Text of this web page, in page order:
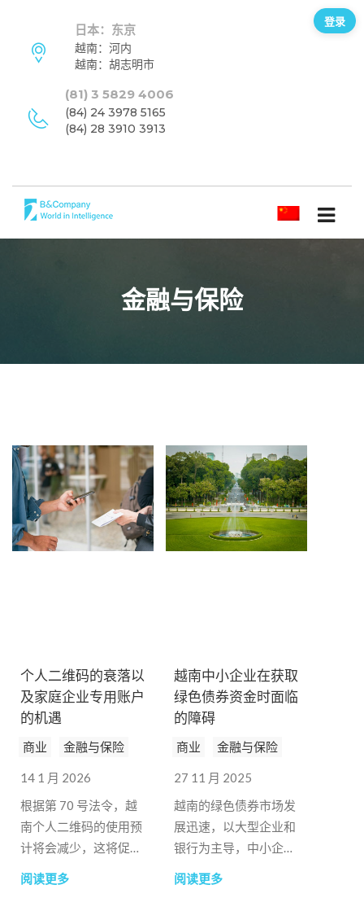
日本：东京
越南：河内
越南：胡志明市
(81) 3 5829 4006
(84) 24 3978 5165
(84) 28 3910 3913
简体中文
金融与保险
个人二维码的衰落以
及家庭企业专用账户
的机遇
商业 金融与保险
14 1 月 2026
根据第 70 号法令，越
南个人二维码的使用预
计将会减少，这将促使
家庭企业转向专业化服
务。
阅读更多
越南中小企业在获取
绿色债券资金时面临
的障碍
商业 金融与保险
27 11 月 2025
越南的绿色债券市场发
展迅速，以大型企业和
银行为主导，中小企业
则主要从商业银行获得
资金。
阅读更多
登录